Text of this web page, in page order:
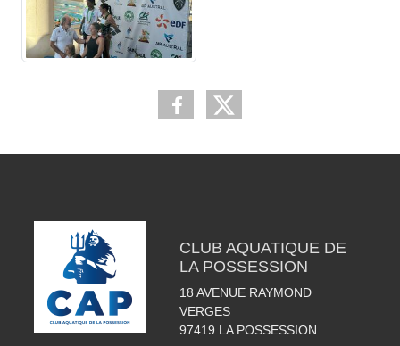
CLUB AQUATIQUE DE
LA POSSESSION
18 AVENUE RAYMOND
VERGES
97419 LA POSSESSION